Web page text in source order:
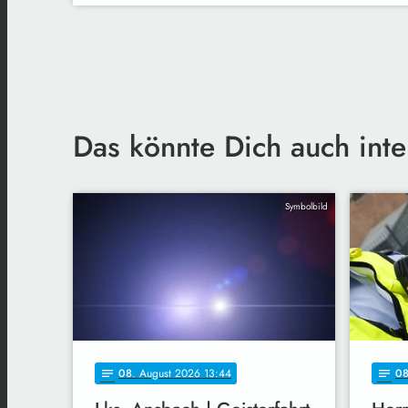
Das könnte Dich auch
Symbolbild
notes 08. August 2026 13:44 notes 08